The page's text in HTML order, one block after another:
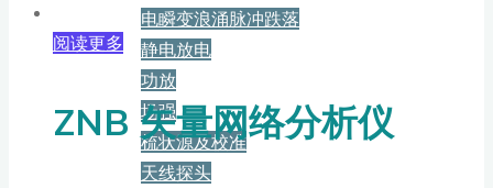
电瞬变浪涌脉冲跌落
静电放电
功放
场强
梳状源及校准
天线探头
阅读更多
ZNB 矢量网络分析仪